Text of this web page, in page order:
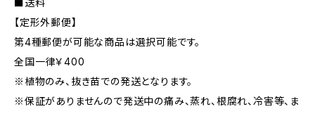
■送料
【定形外郵便】
第4種郵便が可能な商品は選択可能です。
全国一律￥400
※植物のみ、抜き苗での発送となります。
※保証がありませんので発送中の痛み、蒸れ、根腐れ、冷害等、ま